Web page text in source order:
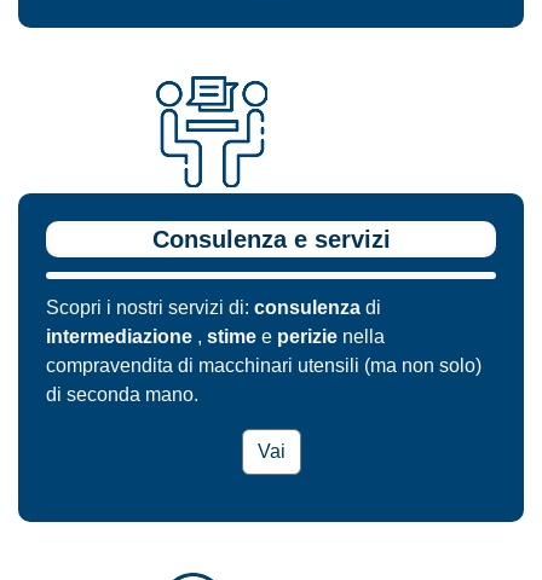
Consulenza e servizi
Scopri i nostri servizi di: consulenza di
intermediazione , stime e perizie nella
compravendita di macchinari utensili (ma non solo)
di seconda mano.
Vai